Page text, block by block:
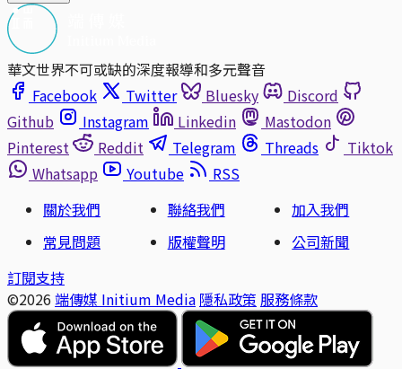
華文世界不可或缺的深度報導和多元聲音
Facebook
Twitter Bluesky
Discord
Github
Instagram Linkedin
Mastodon
Pinterest
Reddit Telegram Threads
Tiktok
Whatsapp
Youtube
RSS
關於我們
聯絡我們
加入我們
常見問題
版權聲明
公司新聞
訂閱支持
©2026 端傳媒 Initium Media 隱私政策 服務條款